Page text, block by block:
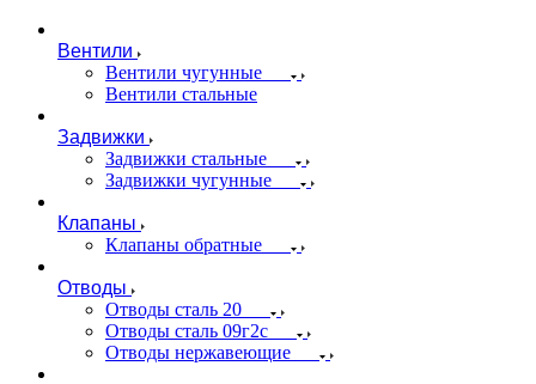
Вентили
Вентили чугунные
Вентили стальные
Задвижки
Задвижки стальные
Задвижки чугунные
Клапаны
Клапаны обратные
Отводы
Отводы сталь 20
Отводы сталь 09г2с
Отводы нержавеющие